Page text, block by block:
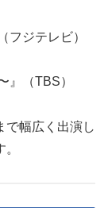
フジテレビ）
』（TBS）
で幅広く出演し